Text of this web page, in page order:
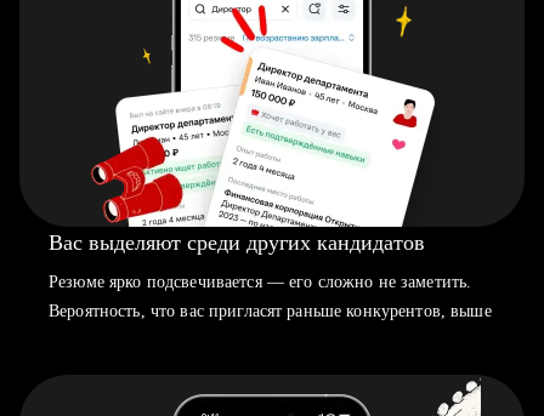
Вас выделяют среди других кандидатов
Резюме ярко подсвечивается — его сложно не заметить.
Вероятность, что вас пригласят раньше конкурентов, выше